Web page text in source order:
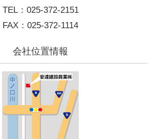
TEL：025-372-2151
FAX：025-372-1114
会社位置情報